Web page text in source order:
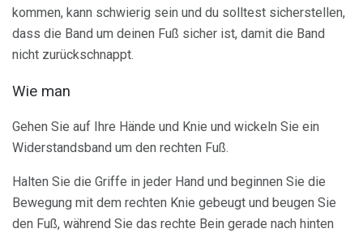
kommen, kann schwierig sein und du solltest sicherstellen,
dass die Band um deinen Fuß sicher ist, damit die Band
nicht zurückschnappt.
Wie man
Gehen Sie auf Ihre Hände und Knie und wickeln Sie ein
Widerstandsband um den rechten Fuß.
Halten Sie die Griffe in jeder Hand und beginnen Sie die
Bewegung mit dem rechten Knie gebeugt und beugen Sie
den Fuß, während Sie das rechte Bein gerade nach hinten